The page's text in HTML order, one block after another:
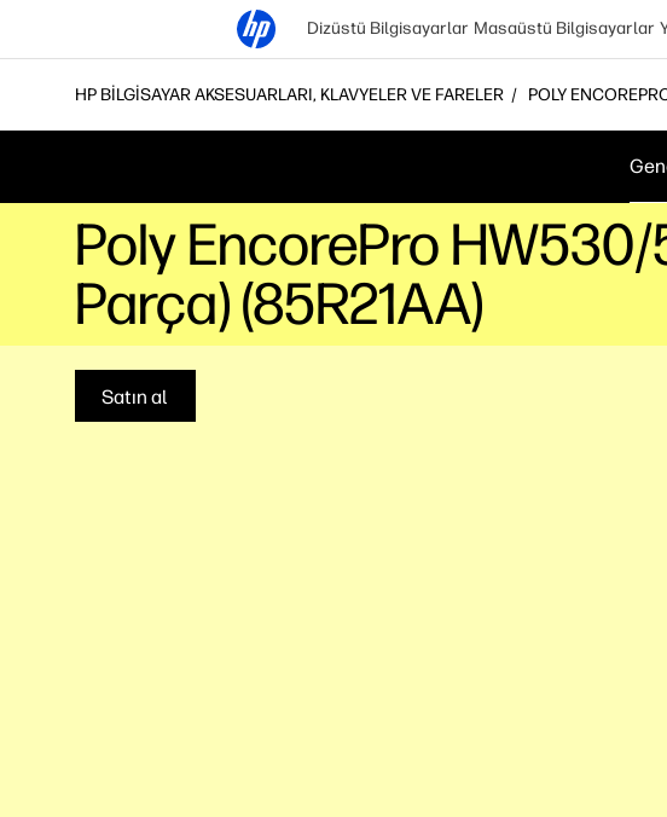
Dizüstü Bilgisayarlar Masaüstü Bilgisayarlar
HP BILGISAYAR AKSESUARLARI, KLAVYELER VE FARELER POLY
Poly EncorePro HW530/
Parça) (85R21AA)
Satın al